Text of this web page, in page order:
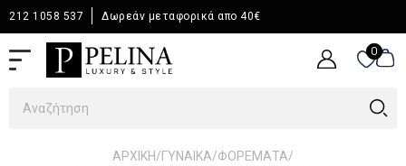
212 1058 537 Δωρεάν μεταφορικά απο 40€
0
0
ΑΡΧΙΚΉ/ΓΥΝΑΙΚΑ/ΦΟΡΕΜΑΤΑ/